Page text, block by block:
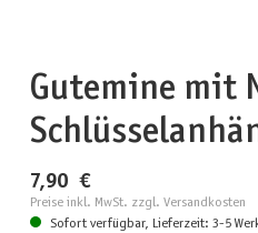
Gutemine mit
7,90 €
Preise inkl. MwSt. zzgl. Versandkosten
Sofort verfügbar, Lieferzeit: 3-5